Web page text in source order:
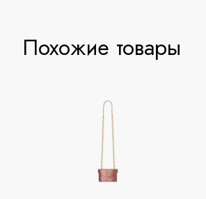
Похожие товары